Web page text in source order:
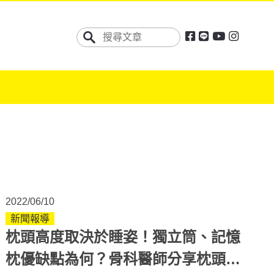
2022/06/10
新聞報導
枕頭高度取決於睡姿！獨立筒、記憶
枕優缺點為何？骨科醫師分享枕頭挑